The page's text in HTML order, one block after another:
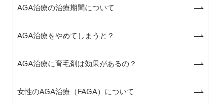
AGA治療の治療期間について
AGA治療をやめてしまうと？
AGA治療に育毛剤は効果があるの？
女性のAGA治療（FAGA）について